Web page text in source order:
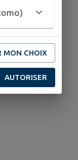
MON CHOIX
AUTORISER